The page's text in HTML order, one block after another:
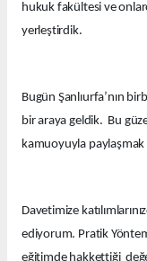
hukuk fakültesi ve
yerleştirdik.
Bugün Şanlıurfa’nın
bir araya geldik. Bu güzel
kamuoyuyla paylaşmak
Davetimize
ediyorum. Pratik
eğitimde hakkettiği